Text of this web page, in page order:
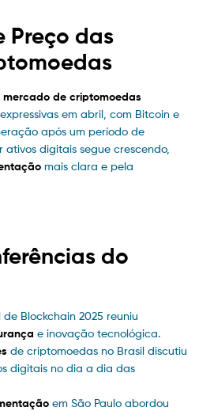
Preço das
mercado de criptomoedas
em abril, com Bitcoin e
após um período de
digitais segue crescendo,
mais clara e pela
do
Blockchain 2025 reuniu
e inovação tecnológica.
de criptomoedas no Brasil discutiu
digitais no dia a dia das
em São Paulo abordou